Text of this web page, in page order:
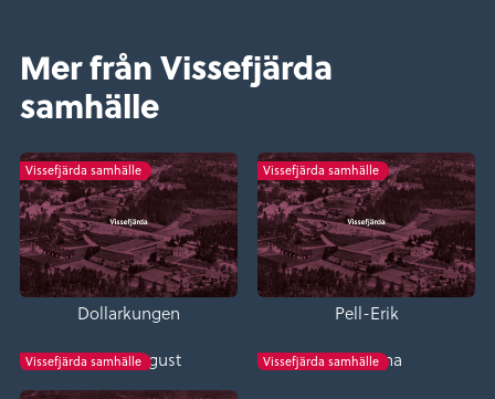
Mer från Vissefjärda
samhälle
Vissefjärda samhälle
Dollarkungen
Vissefjärda samhälle
Pell-Erik
Vissefjärda samhälle
Sjung-August Vissefjärda samhälle
Loa-Lena